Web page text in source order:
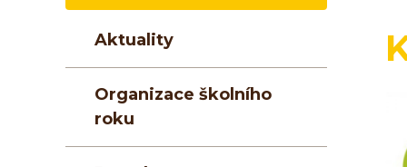
Aktuality
Organizace školního
roku